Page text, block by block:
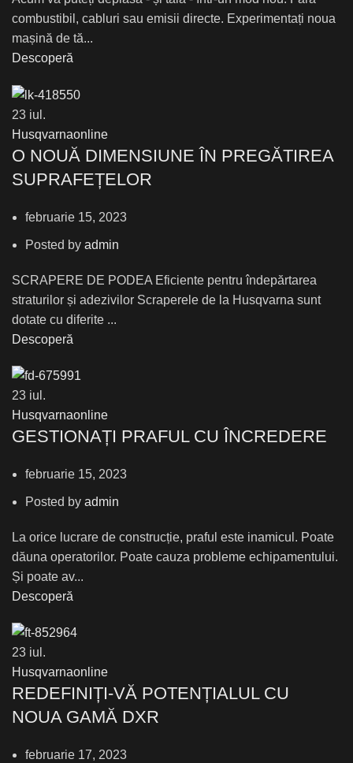
combustibil, cabluri sau emisii directe. Experimentați noua
mașină de tă...
Descoperă
23 iul.
Husqvarnaonline
О NOUĂ DIMENSIUNE ÎN PREGĂTIREA
SUPRAFEȚELOR
februarie 15, 2023
Posted by admin
SCRAPERE DE PODEA Eficiente pentru îndepărtarea
straturilor și adezivilor Scraperele de la Husqvarna sunt
dotate cu diferite ...
Descoperă
23 iul.
Husqvarnaonline
GESTIONAȚI PRAFUL CU ÎNCREDERE
februarie 15, 2023
Posted by admin
La orice lucrare de construcție, praful este inamicul. Poate
dăuna operatorilor. Poate cauza probleme echipamentului.
Și poate av...
Descoperă
23 iul.
Husqvarnaonline
REDEFINIȚI-VĂ POTENȚIALUL CU
NOUA GAMĂ DXR
februarie 17, 2023